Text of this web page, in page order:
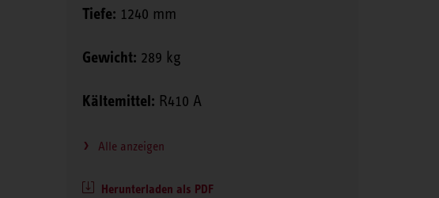
Tiefe: 1240 mm
Gewicht: 289 kg
Kältemittel: R410 A
Alle anzeigen
Herunterladen als PDF